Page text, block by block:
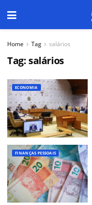
Home Tag salários
Tag: salários
ECONOMIA
FINANÇAS PESSOAIS